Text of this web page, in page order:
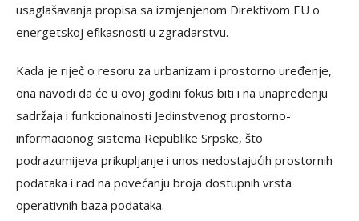
usaglašavanja propisa sa izmjenjenom Direktivom EU o
energetskoj efikasnosti u zgradarstvu.
Kada je riječ o resoru za urbanizam i prostorno uređenje,
ona navodi da će u ovoj godini fokus biti i na unapređenju
sadržaja i funkcionalnosti Jedinstvenog prostorno-
informacionog sistema Republike Srpske, što
podrazumijeva prikupljanje i unos nedostajućih prostornih
podataka i rad na povećanju broja dostupnih vrsta
operativnih baza podataka.